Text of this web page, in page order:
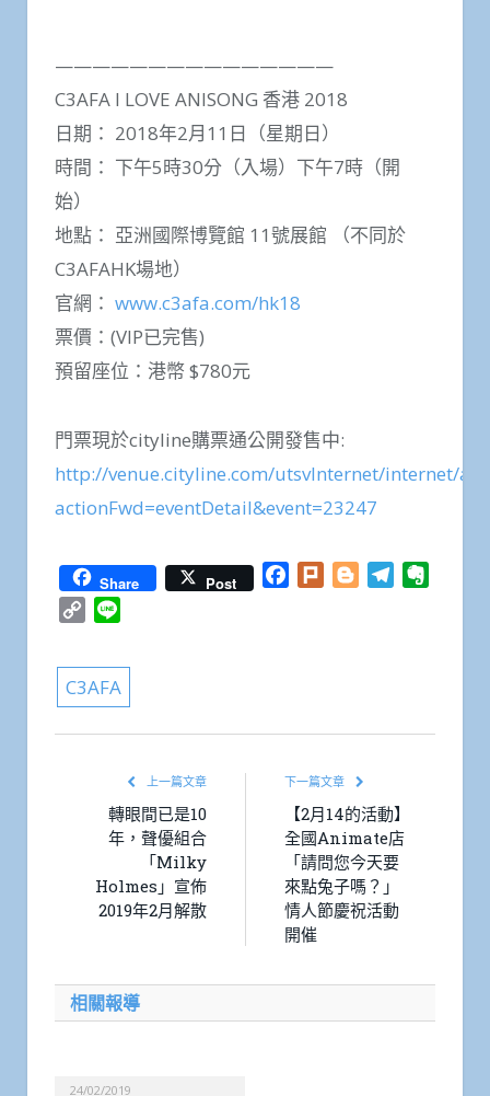
———————————————
C3AFA I LOVE ANISONG 香港 2018
日期： 2018年2月11日（星期日）
時間： 下午5時30分（入場）下午7時（開
始）
地點： 亞洲國際博覽館 11號展館 （不同於
C3AFAHK場地）
官網： www.c3afa.com/hk18
票價：(VIP已完售)
預留座位：港幣 $780元
門票現於cityline購票通公開發售中:
http://venue.cityline.com/utsvInternet/internet/
actionFwd=eventDetail&event=23247
Share Post Facebook
Plurk BloggerTelegram
Copy
C3AFA
上一篇文章
轉眼間已是10
年，聲優組合
「Milky
Holmes」宣佈
2019年2月解散
下一篇文章
【2月14的活動】
全國Animate店
「請問您今天要
來點兔子嗎？」
情人節慶祝活動
開催
相關報導
24/02/2019